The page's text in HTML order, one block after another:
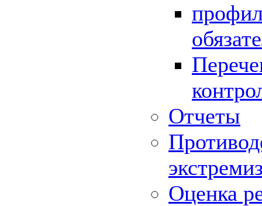
Отчеты
Оценка